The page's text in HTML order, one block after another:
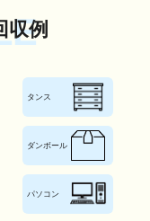
収例
タンス
ダンボール
パソコン